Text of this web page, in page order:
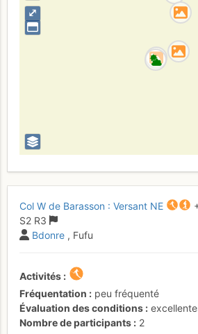
⤢
Col W de Barasson : Versant NE
S2 R3
Bdonre , Fufu
Activités
Fréquentation
peu fréquenté
Évaluation des conditions
Nombre de participants
2